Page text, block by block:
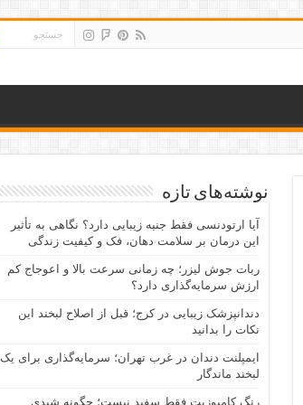
نوشته‌های تازه
آیا ارتودنسی فقط جنبه زیبایی دارد؟ نگاهی به تأثیر
این درمان بر سلامت دهان، فک و کیفیت زندگی
ربات جوش لیزر؛ چه زمانی سرعت بالا و اعوجاج کم
ارزش سرمایه‌گذاری دارد؟
دندانپزشک زیبایی در کرج؛ قبل از اصلاح لبخند این
نکات را بدانید
ایمپلنت دندان در غرب تهران؛ سرمایه‌گذاری برای یک
لبخند ماندگار
رنگ کامپوزیت فقط سفید نیست؛ چگونه شیدی